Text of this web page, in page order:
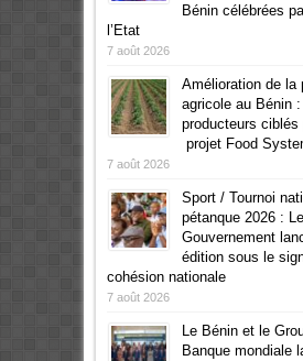
Bénin célébrées
l’Etat
7 août 2026
Amélioration de la
agricole au Bénin
producteurs ciblés
projet Food
7 août 2026
Sport / Tournoi
pétanque 2026 : Le
Gouvernement
édition sous le
cohésion nationale
7 août 2026
Le Bénin et le
Banque mondiale